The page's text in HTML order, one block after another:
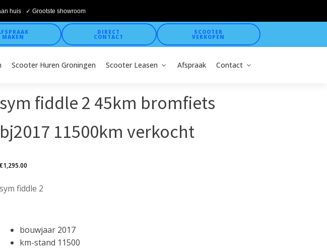
huis ✓ Grootste showroom
MAKEN
DIRECT
CONTACT
SCOOTER
VERKOPEN
Scooter Huren Groningen Scooter Leasen Afspraak Contact
sym fiddle 2 45km bromfiets
bj2017 11500km verkocht
1,295.00
sym fiddle 2
bouwjaar 2017
km-stand 11500